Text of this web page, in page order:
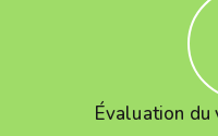
Évaluation